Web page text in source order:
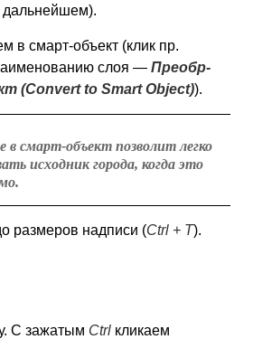
дальнейшем).
в смарт-объект (клик пр.
слоя — Преобр-
(Convert to Smart Object)).
в смарт-объект позволит легко
исходник города, когда это
размеров надписи (Ctrl + T).
С зажатым Ctrl кликаем